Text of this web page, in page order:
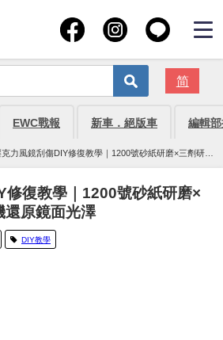
简
EWC戰報 新車．絕版車 編輯
克力風鏡刮傷DIY修復教學｜1200號砂紙研磨×三劑研磨
修復教學｜1200號砂紙研磨×
還原鏡面光澤
DIY教學